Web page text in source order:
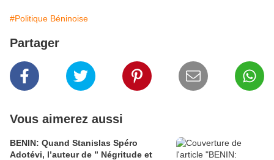
#Politique Béninoise
Partager
Vous aimerez aussi
BENIN: Quand Stanislas Spéro
Adotévi, l’auteur de ” Négritude et